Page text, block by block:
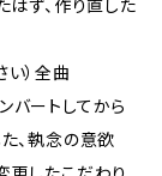
はず、作り直した
）全曲
バートしてから
、執念の意欲